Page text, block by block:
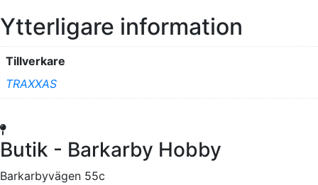
Ytterligare information
Tillverkare
TRAXXAS
Butik - Barkarby Hobby
Barkarbyvägen 55c